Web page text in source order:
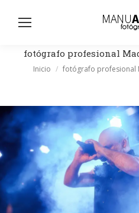
fotógrafo profesional
Estás aquí:
Inicio fotógrafo profesional